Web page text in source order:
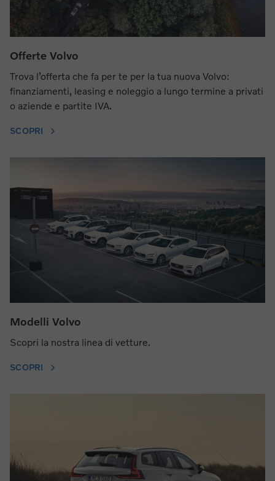
Offerte Volvo
Trova l’offerta che fa per te per la tua nuova Volvo:
finanziamenti, leasing e noleggio a lungo termine a privati
o aziende e partite IVA.
SCOPRI
Modelli Volvo
Scopri la nostra linea di vetture.
SCOPRI